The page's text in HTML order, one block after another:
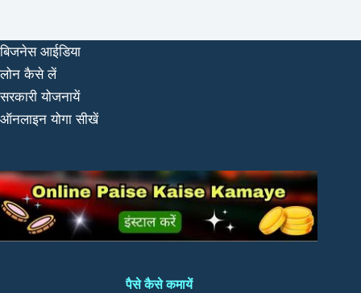
बिजनेस आईडिया
लोन कैसे लें
सरकारी योजनायें
ऑनलाइन योगा सीखें
पैसे कैसे कमायें